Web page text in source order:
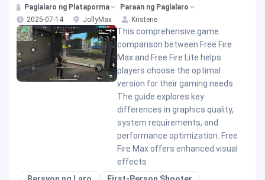
mga Manlalaro
Paglalaro ng Plataporma
Paraan ng Paglalaro
2025-07-14
JollyMax Kristene
This comprehensive game
comparison between Free Fire
Max and Free Fire Lite helps
players choose the optimal
version for their gaming needs.
The guide explores key
differences in graphics quality,
system requirements, and
performance optimization. Free
Fire Max offers enhanced visual
effects